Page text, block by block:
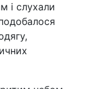
і слухали